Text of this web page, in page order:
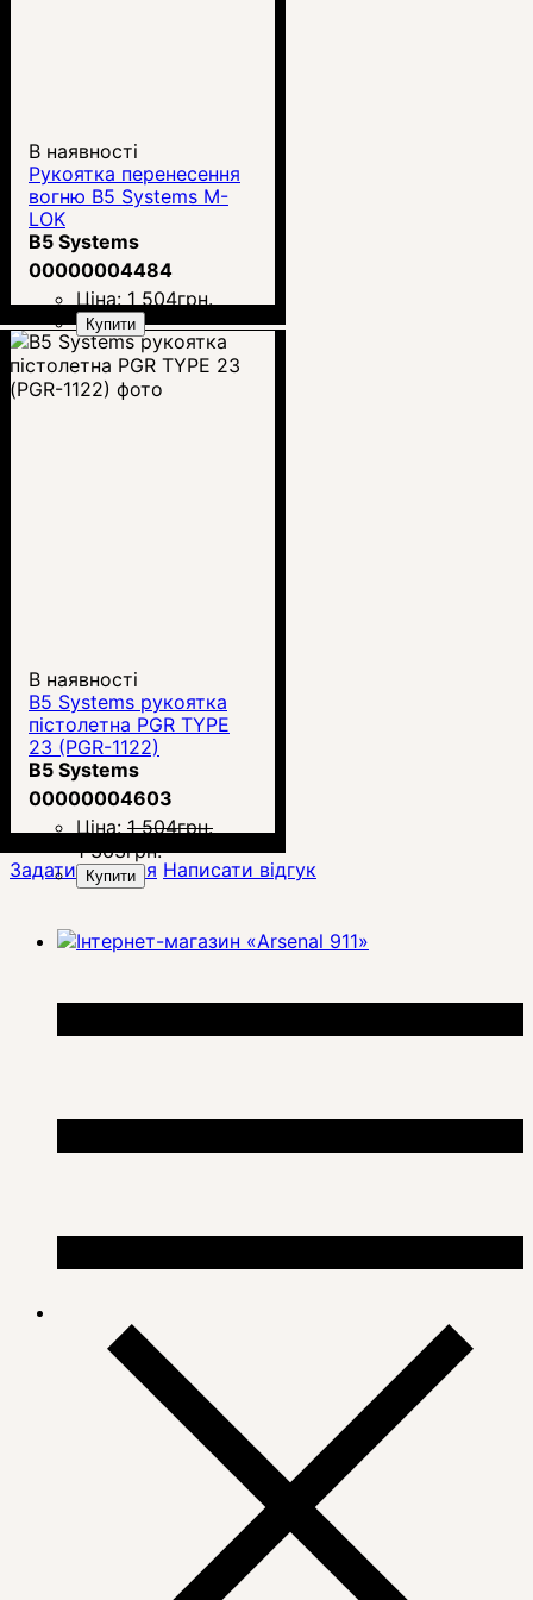
В наявності
Рукоятка перенесення
вогню B5 Systems M-
LOK
B5 Systems
00000004484
Ціна: 1 504грн.
Купити
В наявності
B5 Systems рукоятка
пістолетна PGR TYPE
23 (PGR-1122)
B5 Systems
00000004603
Ціна: 1 504грн.
1 363грн.
Купити
Задати питання Написати відгук